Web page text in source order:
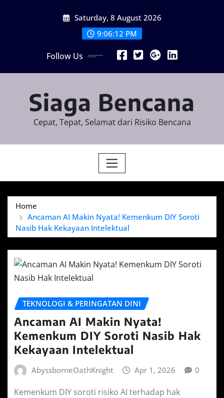
Saturday, 8 August 2026
9:06:13 PM
Follow Us
Siaga Bencana
Cepat, Tepat, Selamat dari Risiko Bencana
Home
Ancaman AI Makin Nyata! Kemenkum DIY Soroti
Nasib Hak Kekayaan Intelektual
TEKNOLOGI & PERINGATAN DINI
Ancaman AI Makin Nyata!
Kemenkum DIY Soroti Nasib Hak
Kekayaan Intelektual
AbyssborneOathKnight Apr 1, 2026 0
Kemenkum DIY soroti risiko AI terhadap hak